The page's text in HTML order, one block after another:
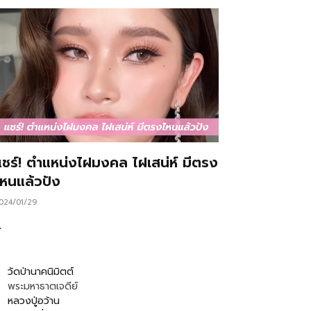
ร์! ตำแหน่งไฝมงคล ไฝเสน่ห์ มีตรง
นแล้วปัง
01/29
วัดป่านาคนิมิตต์
พระมหาธาตเจดีย์
หลวงปู่อว้าน